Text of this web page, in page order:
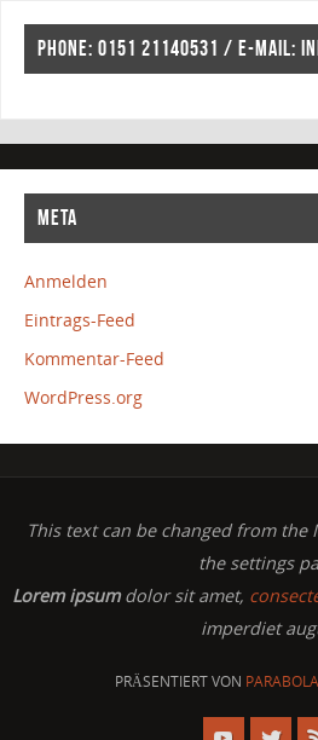
PHONE: 0151 21140531 / E-MAIL:
META
Anmelden
Eintrags-Feed
Kommentar-Feed
WordPress.org
This text can be changed from the
the settings
Lorem ipsumdolor sit amet,
imperdiet
PRÄSENTIERT VON PARABOLA